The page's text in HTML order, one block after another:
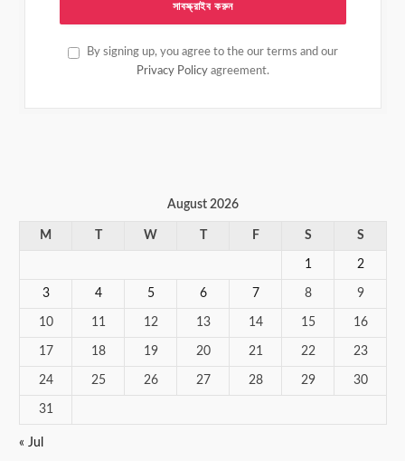
By signing up, you agree to the our terms and our
Privacy Policy agreement.
August 2026
M W F S S
1 2
3 4 5 6 7 8 9
10 11 12 13 14 15 16
17 18 19 20 21 22 23
24 25 26 27 28 29 30
31
« Jul